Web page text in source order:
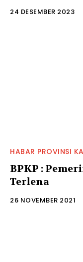
24 DESEMBER 2023
HABAR PROVINSI
BPKP :
Terlena
26 NOVEMBER 2021